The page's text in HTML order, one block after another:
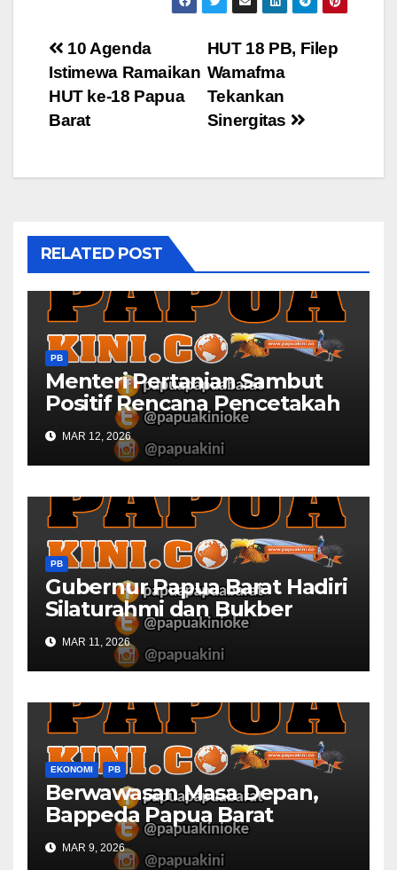
Post
navigation
HUT 18 PB, Filep
Wamafma
Tekankan
Sinergitas
10 Agenda
Istimewa Ramaikan
HUT ke-18 Papua
Barat
RELATED POST
PB
Menteri Pertanian Sambut
Positif Rencana Pencetakah
Sawah dan Ladang di Papua
Barat
MAR 12, 2026
PB
Gubernur Papua Barat Hadiri
Silaturahmi dan Bukber
Bersama DPR RI dan
Mendagri di IPDN
MAR 11, 2026
EKONOMI PB
Berwawasan Masa Depan,
Bappeda Papua Barat
Konsultasi Publik RKPD 2027
MAR 9, 2026